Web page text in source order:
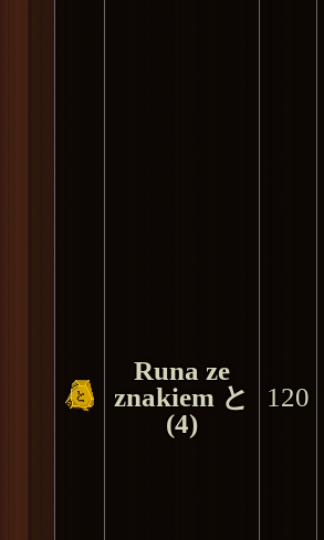
Runa ze
znakiem と
(4)
120